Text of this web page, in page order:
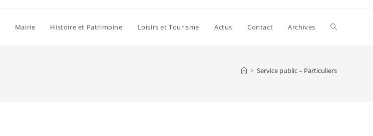
Mairie Histoire et Patrimoine Loisirs et Tourisme Actus Contact Archives
> Service public – Particuliers